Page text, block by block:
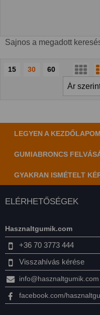
Sajnos a megadott
15 30
60
LEGYEN A KEZDŐLAPOM
GUMIABRONCS
GYAKRAN ISMÉTELT
ELÉRHETŐSÉGEK
Hasznaltgumik.com
+36 70 3773 444
Visszahívás kérése
info@hasznaltgumik.com
facebook.com/